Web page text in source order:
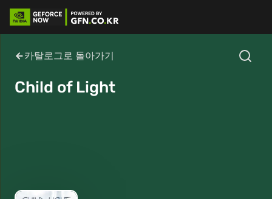
카탈로그로 돌아가기
Child of Light